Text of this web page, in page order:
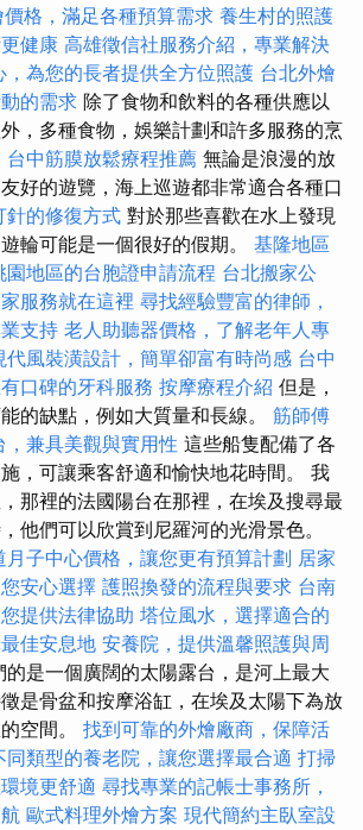
格，滿足各種預算需求 養生村的照護
健康 高雄徵信社服務介紹，專業解決
，為您的長者提供全方位照護 台北外燴
的需求 除了食物和飲料的各種供應以
，多種食物，娛樂計劃和許多服務的烹
台中筋膜放鬆療程推薦 無論是浪漫的放
好的遊覽，海上巡遊都非常適合各種口
針的修復方式 對於那些喜歡在水上發現
輪可能是一個很好的假期。 基隆地區
園地區的台胞證申請流程 台北搬家公
服務就在這裡 尋找經驗豐富的律師，
支持 老人助聽器價格，了解老年人專
代風裝潢設計，簡單卻富有時尚感 台中
口碑的牙科服務 按摩療程介紹 但是，
的缺點，例如大質量和長線。 筋師傅
，兼具美觀與實用性 這些船隻配備了各
，可讓乘客舒適和愉快地花時間。 我
那裡的法國陽台在那裡，在埃及搜尋最
他們可以欣賞到尼羅河的光滑景色。
月子中心價格，讓您更有預算計劃 居家
安心選擇 護照換發的流程與要求 台南
提供法律協助 塔位風水，選擇適合的
佳安息地 安養院，提供溫馨照護與周
的是一個廣闊的太陽露台，是河上最大
是骨盆和按摩浴缸，在埃及太陽下為放
空間。 找到可靠的外燴廠商，保障活
同類型的養老院，讓您選擇最合適 打掃
境更舒適 尋找專業的記帳士事務所，
歐式料理外燴方案 現代簡約主臥室設